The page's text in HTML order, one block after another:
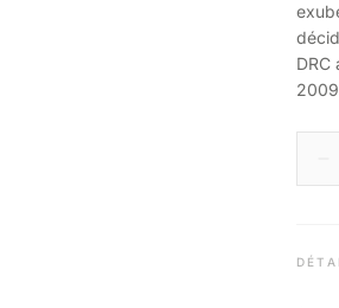
DRC